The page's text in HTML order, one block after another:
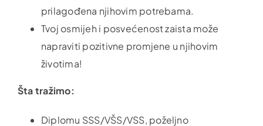
prilagođena njihovim potrebama.
Tvoj osmijeh i posvećenost zaista može
napraviti pozitivne promjene u njihovim
životima!
Šta tražimo:
Diplomu SSS/VŠS/VSS, poželjno